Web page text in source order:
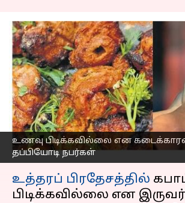
உணவு பிடிக்கவில்லை என கடைக்காரரை
தப்பியோடி நபர்கள்
கபாப் உணவு
பிடிக்கவில்லை
சமையல்காரரை
துப்பாக்கியால்
நபர்கள்!
எழுதியவர் Siranjeevi May 05, 2023
செய்தி முன்னோட்டம்
உத்தரப் பிரதேசத்தில்
பிடிக்கவில்லை என